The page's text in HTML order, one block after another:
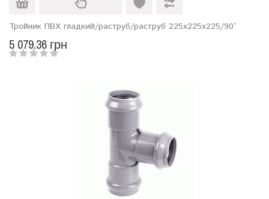
Тройник ПВХ гладкий/раструб/раструб 225х225х225/90°
5 079.36 грн